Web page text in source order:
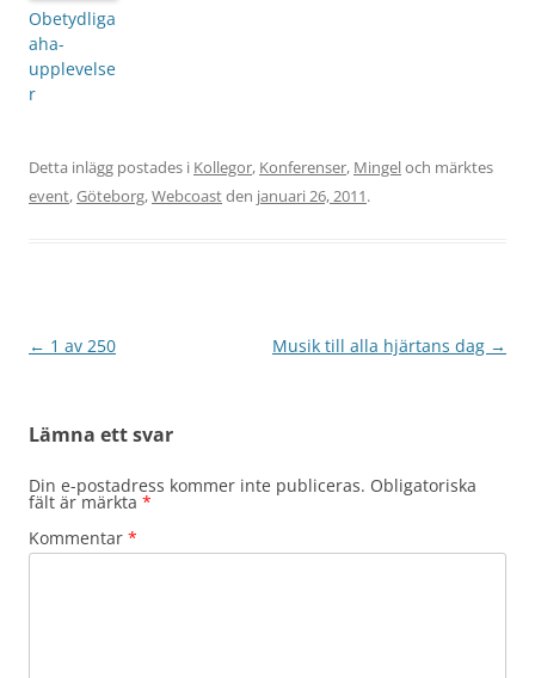
Obetydliga
aha-
upplevelse
r
Detta inlägg postades i Kollegor, Konferenser, Mingeloch märktes
event,Göteborg,Webcoastden januari 26, 2011.
Inläggsnavigering
← 1 av 250 Musik till alla hjärtans dag →
Lämna ett svar
Din e-postadress kommer inte publiceras. Obligatoriska
fält är märkta *
Kommentar *